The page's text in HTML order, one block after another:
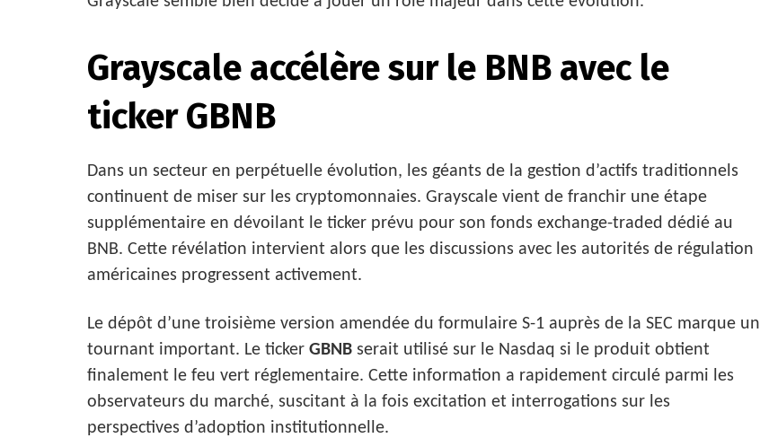
Grayscale accélère sur le BNB avec le
ticker GBNB
Dans un secteur en perpétuelle évolution, les géants de la gestion d’actifs traditionnels
continuent de miser sur les cryptomonnaies. Grayscale vient de franchir une étape
supplémentaire en dévoilant le ticker prévu pour son fonds exchange-traded dédié au
BNB. Cette révélation intervient alors que les discussions avec les autorités de régulation
américaines progressent activement.
Le dépôt d’une troisième version amendée du formulaire S-1 auprès de la SEC marque un
tournant important. Le ticker GBNB serait utilisé sur le Nasdaq si le produit obtient
finalement le feu vert réglementaire. Cette information a rapidement circulé parmi les
observateurs du marché, suscitant à la fois excitation et interrogations sur les
perspectives d’adoption institutionnelle.